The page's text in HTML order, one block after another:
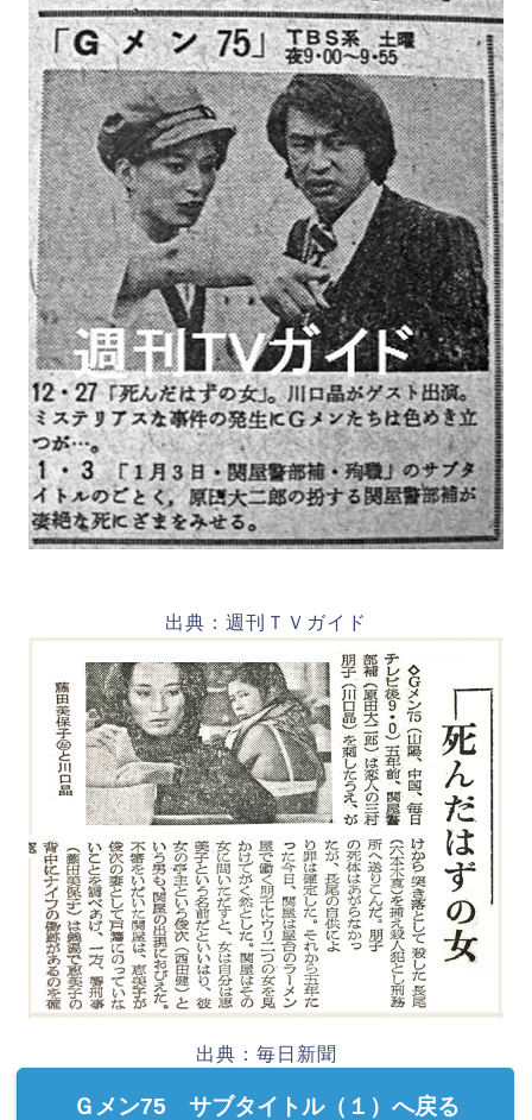
出典：週刊ＴＶガイド
出典：毎日新聞
Ｇメン75 サブタイトル（１）へ戻る